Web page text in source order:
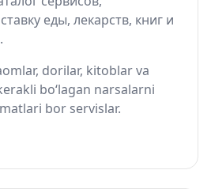
еды, лекарств, книг и
dorilar, kitoblar va
bo‘lagan narsalarni
bor servislar.